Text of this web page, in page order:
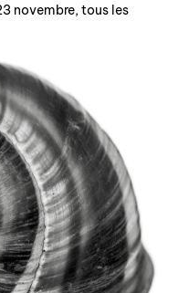
↓
novembre, tous les